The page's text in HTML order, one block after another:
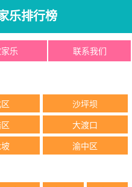
乐排行榜
乐 联系我们
沙坪坝
大渡口
渝中区